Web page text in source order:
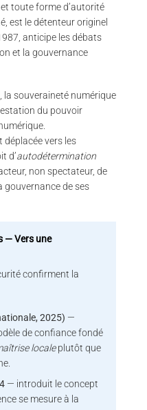
toute forme d’autorité
est le détenteur originel
anticipe les débats
et la gouvernance
la souveraineté numérique
du pouvoir
déplacée vers les
d’autodétermination
non spectateur, de
gouvernance de ses
— Vers une
confirment la
2025) —
de confiance fondé
localeplutôt que
— introduit le concept
se mesure à la